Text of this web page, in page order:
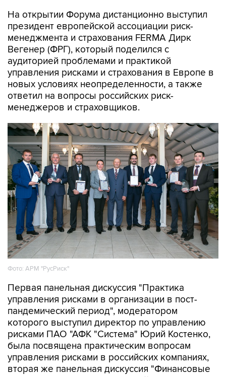
На открытии Форума дистанционно выступил
президент европейской ассоциации риск-
менеджмента и страхования FERMA Дирк
Вегенер (ФРГ), который поделился с
аудиторией проблемами и практикой
управления рисками и страхования в Европе в
новых условиях неопределенности, а также
ответил на вопросы российских риск-
менеджеров и страховщиков.
Фото: АРМ "РусРиск"
Первая панельная дискуссия "Практика
управления рисками в организации в пост-
пандемический период", модератором
которого выступил директор по управлению
рисками ПАО "АФК "Система" Юрий Костенко,
была посвящена практическим вопросам
управления рисками в российских компаниях,
вторая же панельная дискуссия "Финансовые